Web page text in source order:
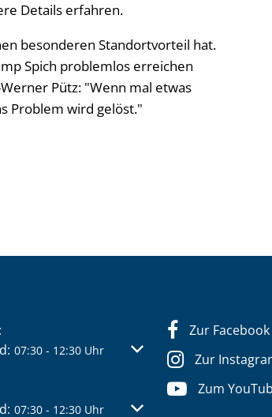
Details erfahren.
besonderen Standortvorteil hat.
Spich problemlos erreichen
Pütz: "Wenn mal etwas
Problem wird gelöst."
Öffnungs- oder Schließzeiten
07:30 - 12:30 Uhr Von 07:30 bis 12:30 Uhr
Öffnungs- oder Schließzeiten
07:30 - 12:30 Uhr Von 07:30 bis 12:30 Uhr
Zur
Zur
Zum